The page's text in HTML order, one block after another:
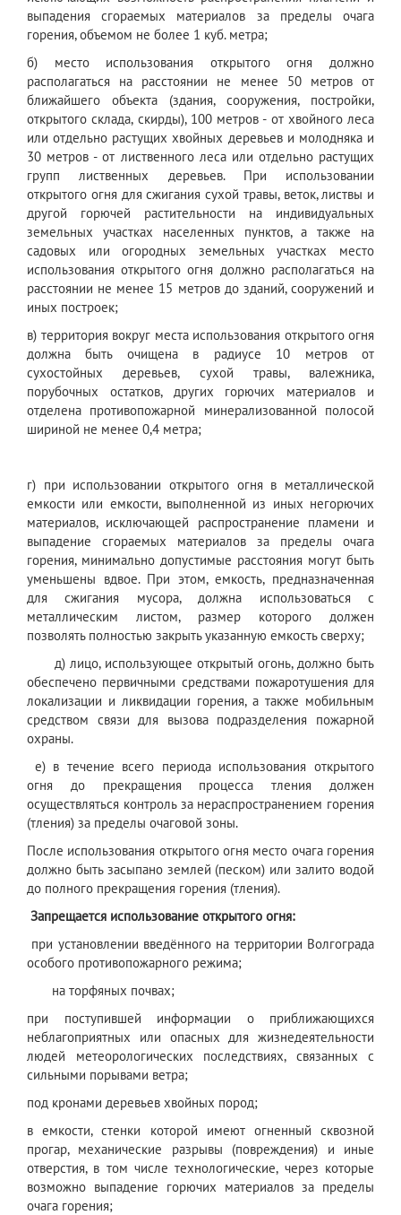
выпадения сгораемых материалов за пределы очага
горения, объемом не более 1 куб. метра;
б) место использования открытого огня должно
располагаться на расстоянии не менее 50 метров от
ближайшего объекта (здания, сооружения, постройки,
открытого склада, скирды), 100 метров - от хвойного леса
или отдельно растущих хвойных деревьев и молодняка и
30 метров - от лиственного леса или отдельно растущих
групп лиственных деревьев. При использовании
открытого огня для сжигания сухой травы, веток, листвы и
другой горючей растительности на индивидуальных
земельных участках населенных пунктов, а также на
садовых или огородных земельных участках место
использования открытого огня должно располагаться на
расстоянии не менее 15 метров до зданий, сооружений и
иных построек;
в) территория вокруг места использования открытого огня
должна быть очищена в радиусе 10 метров от
сухостойных деревьев, сухой травы, валежника,
порубочных остатков, других горючих материалов и
отделена противопожарной минерализованной полосой
шириной не менее 0,4 метра;
г) при использовании открытого огня в металлической
емкости или емкости, выполненной из иных негорючих
материалов, исключающей распространение пламени и
выпадение сгораемых материалов за пределы очага
горения, минимально допустимые расстояния могут быть
уменьшены вдвое. При этом, емкость, предназначенная
для сжигания мусора, должна использоваться с
металлическим листом, размер которого должен
позволять полностью закрыть указанную емкость сверху;
д) лицо, использующее открытый огонь, должно быть
обеспечено первичными средствами пожаротушения для
локализации и ликвидации горения, а также мобильным
средством связи для вызова подразделения пожарной
охраны.
е) в течение всего периода использования открытого
огня до прекращения процесса тления должен
осуществляться контроль за нераспространением горения
(тления) за пределы очаговой зоны.
После использования открытого огня место очага горения
должно быть засыпано землей (песком) или залито водой
до полного прекращения горения (тления).
Запрещается использование открытого огня:
при установлении введённого на территории Волгограда
особого противопожарного режима;
на торфяных почвах;
при поступившей информации о приближающихся
неблагоприятных или опасных для жизнедеятельности
людей метеорологических последствиях, связанных с
сильными порывами ветра;
под кронами деревьев хвойных пород;
в емкости, стенки которой имеют огненный сквозной
прогар, механические разрывы (повреждения) и иные
отверстия, в том числе технологические, через которые
возможно выпадение горючих материалов за пределы
очага горения;